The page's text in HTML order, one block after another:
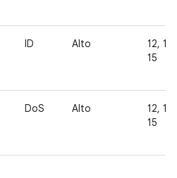
ID Alto
12,
15
DoS Alto
12,
15